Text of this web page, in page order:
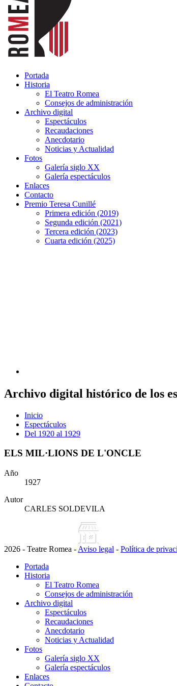
Portada
Historia
El Teatro Romea
Consejos de administración
Archivo digital
Espectáculos
Recaudaciones
Anecdotario
Noticias y Actualidad
Fotos
Galería siglo XX
Galería espectáculos
Enlaces
Contacto
Premio Teresa Cunillé
Primera edición (2019)
Segunda edición (2021)
Tercera edición (2023)
Cuarta edición (2025)
Archivo digital histórico de los
Inicio
Espectáculos
Del 1920 al 1929
ELS MIL·LIONS DE L'ONCLE
Año
1927
Autor
CARLES SOLDEVILA
2026 - Teatre Romea - Aviso legal - Política de
Portada
Historia
El Teatro Romea
Consejos de administración
Archivo digital
Espectáculos
Recaudaciones
Anecdotario
Noticias y Actualidad
Fotos
Galería siglo XX
Galería espectáculos
Enlaces